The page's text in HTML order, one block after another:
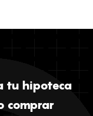
tu hipoteca
comprar